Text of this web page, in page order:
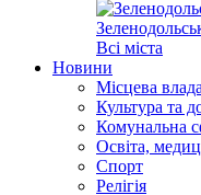
Всі міста
Новини
Місцева влада
Культура та
Комунальна
Освіта,
Спорт
Релігія